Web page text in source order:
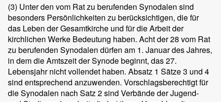
(3) Unter den vom Rat zu berufenden Synodalen sind
besonders Persönlichkeiten zu berücksichtigen, die für
das Leben der Gesamtkirche und für die Arbeit der
kirchlichen Werke Bedeutung haben. Acht der 28 vom Rat
zu berufenden Synodalen dürfen am 1. Januar des Jahres,
in dem die Amtszeit der Synode beginnt, das 27.
Lebensjahr nicht vollendet haben. Absatz 1 Sätze 3 und 4
sind entsprechend anzuwenden. Vorschlagsberechtigt für
die Synodalen nach Satz 2 sind Verbände der Jugend-